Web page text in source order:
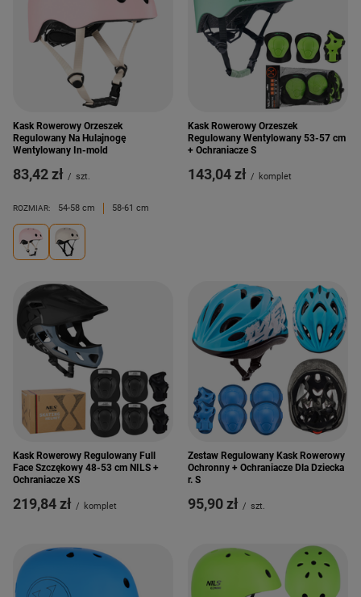
Kask Rowerowy Orzeszek
Regulowany Na Hulajnogę
Wentylowany In-mold
83,42 zł / szt.
ROZMIAR: 54-58 cm 58-61 cm
Kask Rowerowy Orzeszek
Regulowany Wentylowany 53-57 cm
+ Ochraniacze S
143,04 zł / komplet
Kask Rowerowy Regulowany Full
Face Szczękowy 48-53 cm NILS +
Ochraniacze XS
219,84 zł / komplet
Zestaw Regulowany Kask Rowerowy
Ochronny + Ochraniacze Dla Dziecka
r. S
95,90 zł / szt.